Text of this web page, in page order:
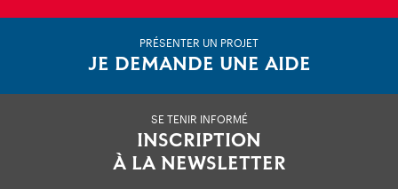
PRÉSENTER UN PROJET
JE DEMANDE UNE AIDE
SE TENIR INFORMÉ
INSCRIPTION
À LA NEWSLETTER